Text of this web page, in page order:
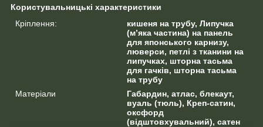
Користувальницькі характеристики
Кріплення:
кишеня на трубу, Липучка
(м’яка частина) на панель
для японського карнизу,
люверси, петлі з тканини на
липучках, шторна тасьма
для гачків, шторна тасьма
на трубу
Матеріали
Габардин, атлас, блекаут,
вуаль (тюль), Креп-сатин,
оксфорд
(відштовхувальний), сатен